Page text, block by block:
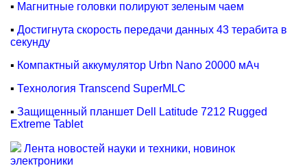
▪ Магнитные головки полируют зеленым чаем
▪ Достигнута скорость передачи данных 43 терабита в
секунду
▪ Компактный аккумулятор Urbn Nano 20000 мАч
▪ Технология Transcend SuperMLC
▪ Защищенный планшет Dell Latitude 7212 Rugged
Extreme Tablet
Лента новостей науки и техники, новинок
электроники